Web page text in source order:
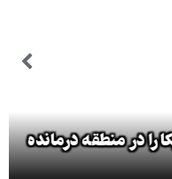
در منطقه درمانده